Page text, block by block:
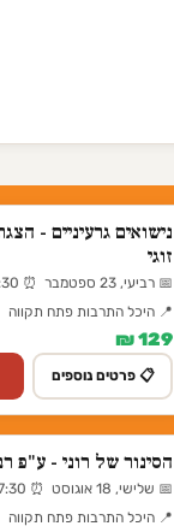
נישואים גרעיניים -
זוגי
📅 רביעי, 23 ספטמבר ⏰ 20:30
📍 היכל התרבות פתח תקווה
129 ₪
📋 פרטים נוספים
הסינור של רוני - ע"פ
📅 שלישי, 18 אוגוסט ⏰ 17:30
📍 היכל התרבות פתח תקווה